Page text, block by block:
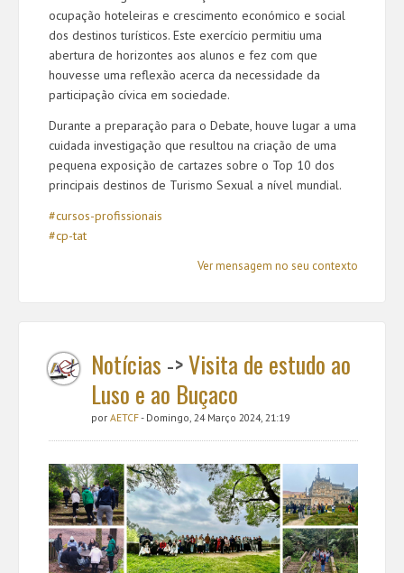
ocupação hoteleiras e crescimento económico e social
dos destinos turísticos. Este exercício permitiu uma
abertura de horizontes aos alunos e fez com que
houvesse uma reflexão acerca da necessidade da
participação cívica em sociedade.
Durante a preparação para o Debate, houve lugar a uma
cuidada investigação que resultou na criação de uma
pequena exposição de cartazes sobre o Top 10 dos
principais destinos de Turismo Sexual a nível mundial.
#cursos-profissionais
#cp-tat
Ver mensagem no seu contexto
Notícias ->Visita de estudo ao
Luso e ao Buçaco
por AETCF- Domingo, 24 Março 2024, 21:19